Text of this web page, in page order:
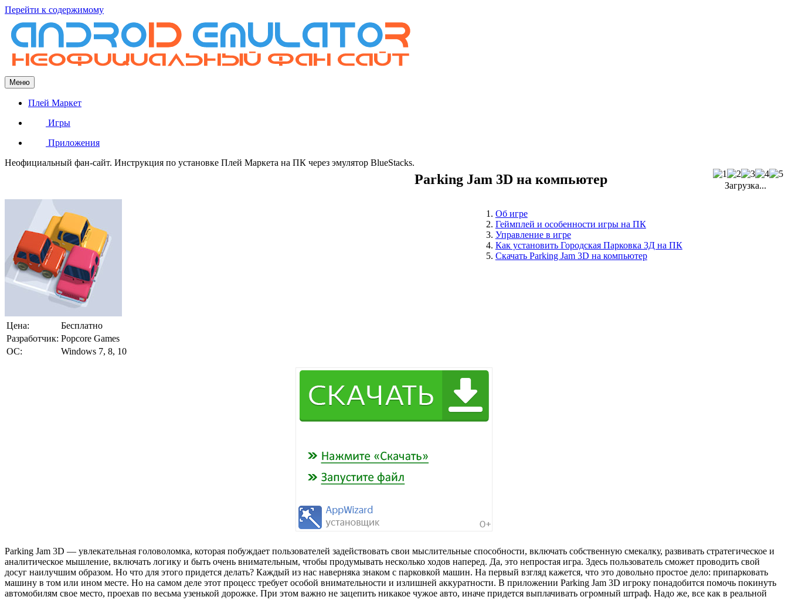
Перейти к содержимому
Меню
Плей Маркет
Игры
Приложения
Неофициальный фан-сайт. Инструкция по установке Плей Маркета на ПК через эмулятор BlueStacks.
Parking Jam 3D на компьютер Загрузка...
Об игре
Геймплей и особенности игры на ПК
Управление в игре
Как установить Городская Парковка 3Д на ПК
Скачать Parking Jam 3D на компьютер
Цена:
Бесплатно
Разработчик: Popcore Games
ОС:
Windows 7, 8, 10
Parking Jam 3D — увлекательная головоломка, которая побуждает пользователей задействовать свои мыслительные способности, включать собственную смекалку, развивать стратегическое и
аналитическое мышление, включать логику и быть очень внимательным, чтобы продумывать несколько ходов наперед. Да, это непростая игра. Здесь пользователь сможет проводить свой
досуг наилучшим образом. Но что для этого придется делать? Каждый из нас наверняка знаком с парковкой машин. На первый взгляд кажется, что это довольно простое дело: припарковать
машину в том или ином месте. Но на самом деле этот процесс требует особой внимательности и излишней аккуратности. В приложении Parking Jam 3D игроку понадобится помочь покинуть
автомобилям свое место, проехав по весьма узенькой дорожке. При этом важно не зацепить никакое чужое авто, иначе придется выплачивать огромный штраф. Надо же, все как в реальной